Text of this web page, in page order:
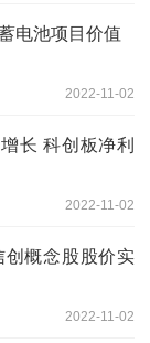
电池项目价值
2022-11-02
长 科创板净利
2022-11-02
创概念股股价实
2022-11-02